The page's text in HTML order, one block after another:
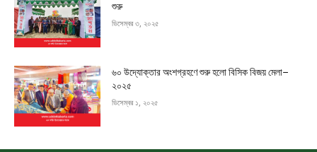
শুরু
ডিসেম্বর ৩, ২০২৫
৬০ উদ্যোক্তার অংশগ্রহণে শুরু হলো বিসিক বিজয় মেলা–
২০২৫
ডিসেম্বর ১, ২০২৫